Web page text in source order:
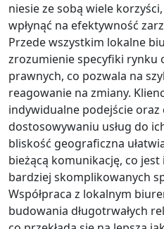
niesie ze sobą wiele
wpłynąć na efektywność
Przede wszystkim lokalne
zrozumienie specyfiki rynku
prawnych, co pozwala na
reagowanie na zmiany.
indywidualne podejście oraz
dostosowywaniu usług do
bliskość geograficzna
bieżącą komunikację, co
bardziej skomplikowanych
Współpraca z lokalnym
budowania długotrwałych